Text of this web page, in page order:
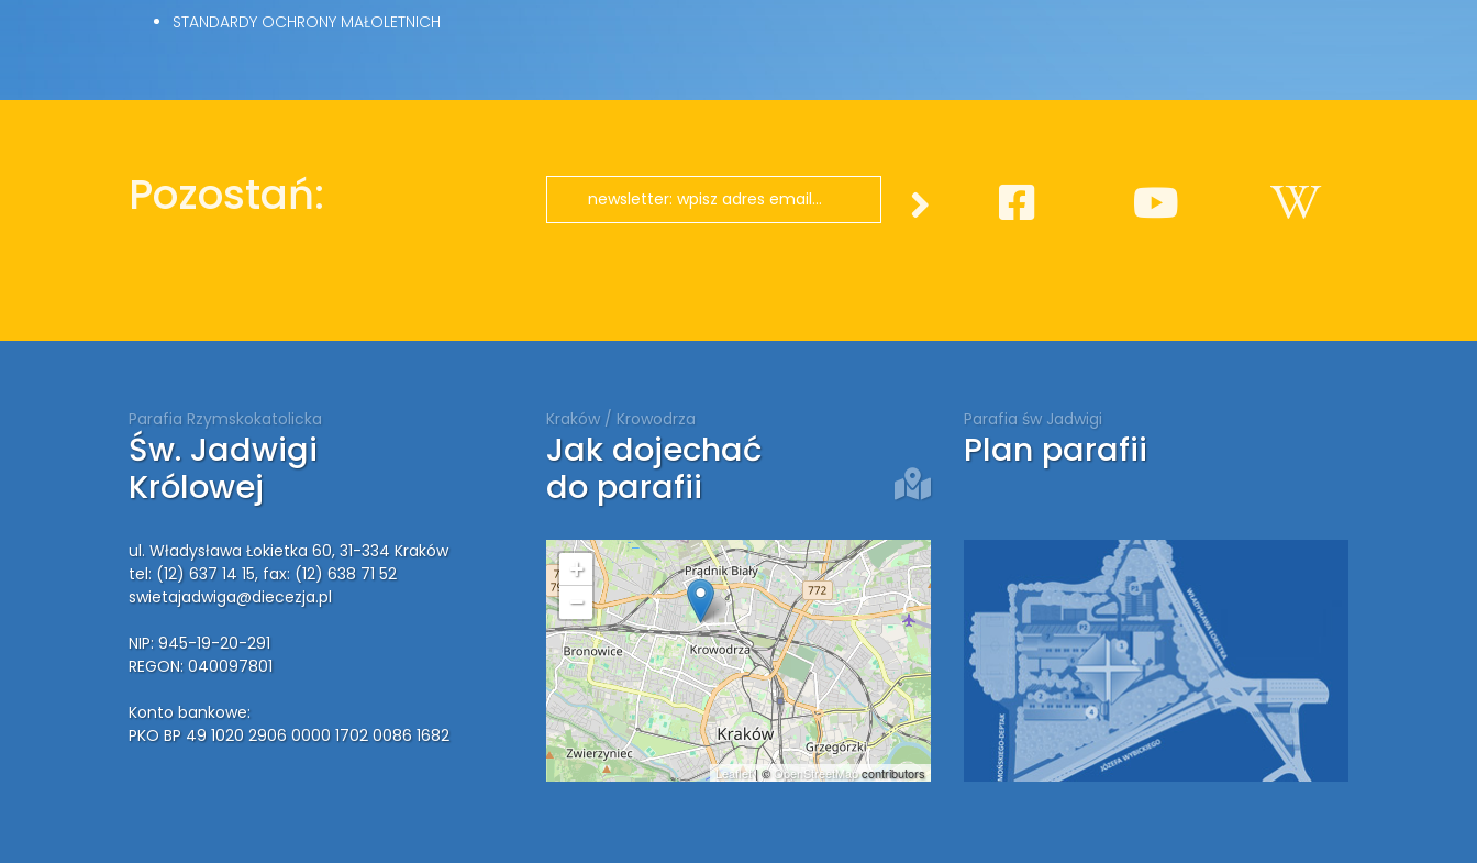
STANDARDY OCHRONY MAŁOLETNICH
Pozostań:
Parafia Rzymskokatolicka
Św. Jadwigi
Królowej
ul. Władysława Łokietka 60, 31-334 Kraków
tel: (12) 637 14 15, fax: (12) 638 71 52
swietajadwiga@diecezja.pl
NIP: 945-19-20-291
REGON: 040097801
Konto bankowe:
PKO BP 49 1020 2906 0000 1702 0086 1682
Kraków / Krowodrza
Jak dojechać
do parafii
+
−
Leaflet| © OpenStreetMapcontributors
Parafia św Jadwigi
Plan parafii